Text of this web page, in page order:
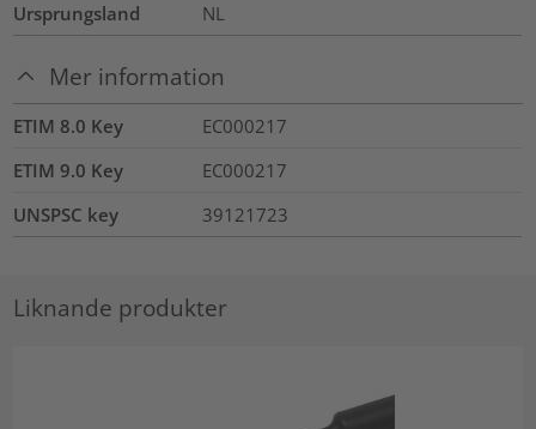
Ursprungsland
NL
Mer information
ETIM 8.0 Key
EC000217
ETIM 9.0 Key
EC000217
UNSPSC key
39121723
Liknande produkter